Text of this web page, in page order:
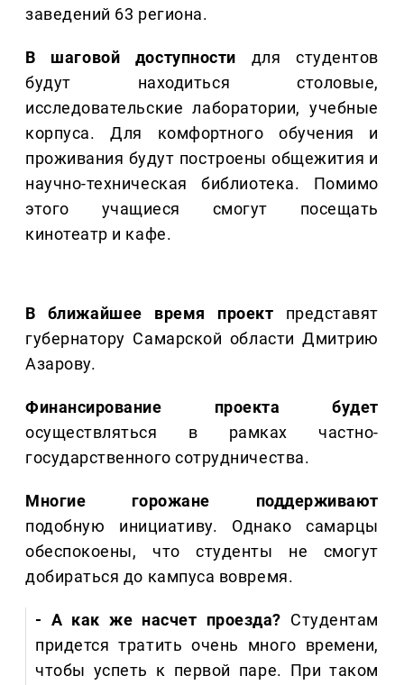
заведений 63 региона.
В шаговой доступности для студентов
будут находиться столовые,
исследовательские лаборатории, учебные
корпуса. Для комфортного обучения и
проживания будут построены общежития и
научно-техническая библиотека. Помимо
этого учащиеся смогут посещать
кинотеатр и кафе.
В ближайшее время проект представят
губернатору Самарской области Дмитрию
Азарову.
Финансирование проекта будет
осуществляться в рамках частно-
государственного сотрудничества.
Многие горожане поддерживают
подобную инициативу. Однако самарцы
обеспокоены, что студенты не смогут
добираться до кампуса вовремя.
- А как же насчет проезда? Студентам
придется тратить очень много времени,
чтобы успеть к первой паре. При таком